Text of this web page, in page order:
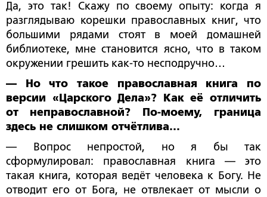
Да, это так! Скажу по своему опыту: когда я
разглядываю корешки православных книг, что
большими рядами стоят в моей домашней
библиотеке, мне становится ясно, что в таком
окружении грешить как-то несподручно…
— Но что такое православная книга по
версии «Царского Дела»? Как её отличить
от неправославной? По-моему, граница
здесь не слишком отчётлива…
— Вопрос непростой, но я бы так
сформулировал: православная книга — это
такая книга, которая ведёт человека к Богу. Не
отводит его от Бога, не отвлекает от мысли о